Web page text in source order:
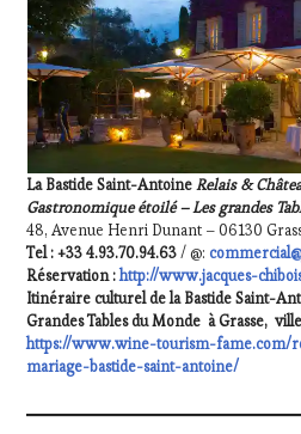
La Bastide Saint-Antoine Relais &
Gastronomique étoilé – Les grandes
48, Avenue Henri Dunant – 06130
Tel : +33 4.93.70.94.63/ @:
Réservation :http://www.jacques-
Itinéraire culturel de la Bastide Saint-
Grandes Tables du Monde à Grasse,
https://www.wine-tourism-fame.com/
mariage-bastide-saint-antoine/